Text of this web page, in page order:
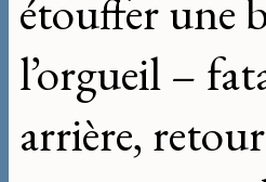
étouffer une
l’orgueil –
arrière,